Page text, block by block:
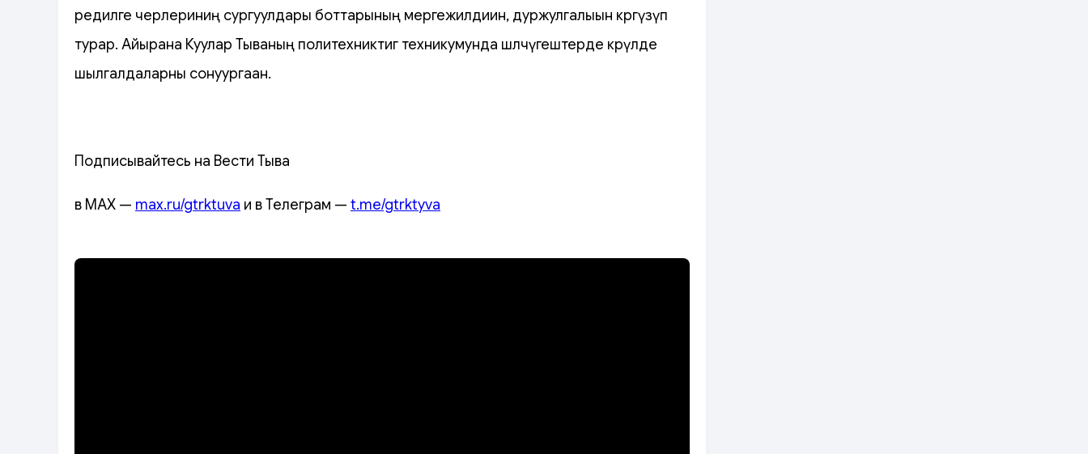
өөредилге черлериниң сургуулдары боттарының мергежилдиин, дуржулгалыын көргүзүп
турар. Айырана Куулар Тываның политехниктиг техникумунда шөлчүгештерде көрүлде
шылгалдаларны сонуургаан.
Подписывайтесь на Вести Тыва
в MAX — max.ru/gtrktuva и в Телеграм — t.me/gtrktyva